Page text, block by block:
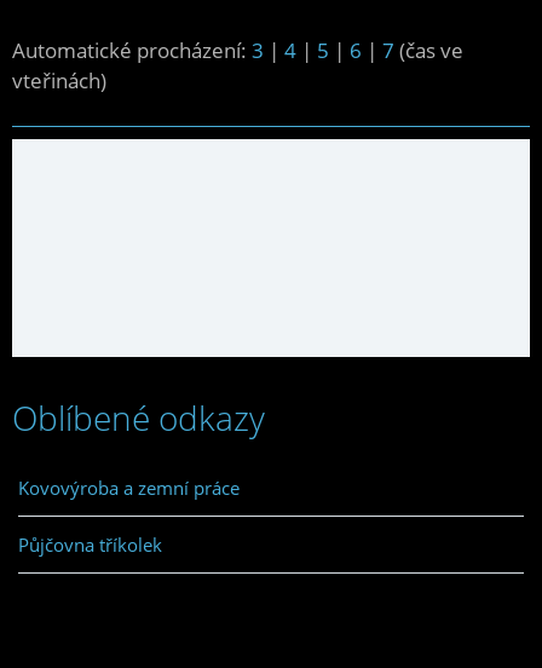
Automatické procházení: 3 | 4 | 5 | 6 | 7 (čas ve
vteřinách)
Oblíbené odkazy
Kovovýroba a zemní práce
Půjčovna tříkolek